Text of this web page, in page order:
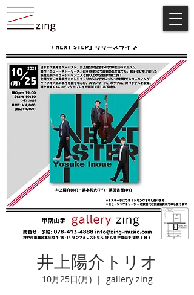
井上陽介トリオ
10月25日(月)
  |
gallery zing